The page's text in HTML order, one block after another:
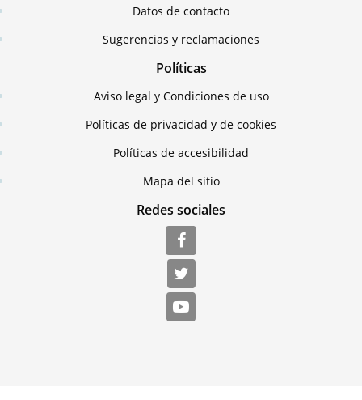
Datos de contacto
Sugerencias y reclamaciones
Políticas
Aviso legal y Condiciones de uso
Políticas de privacidad y de cookies
Políticas de accesibilidad
Mapa del sitio
Redes sociales